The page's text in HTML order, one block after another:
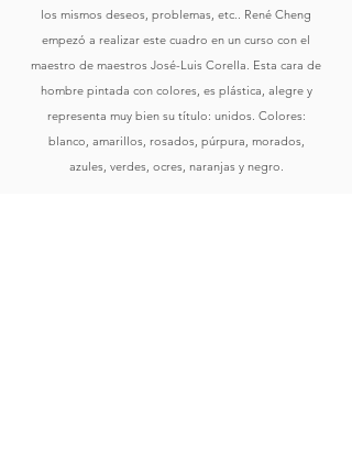
los mismos deseos, problemas, etc.. René Cheng
empezó a realizar este cuadro en un curso con el
maestro de maestros José-Luis Corella. Esta cara de
hombre pintada con colores, es plástica, alegre y
representa muy bien su título: unidos. Colores:
blanco, amarillos, rosados, púrpura, morados,
azules, verdes, ocres, naranjas y negro.